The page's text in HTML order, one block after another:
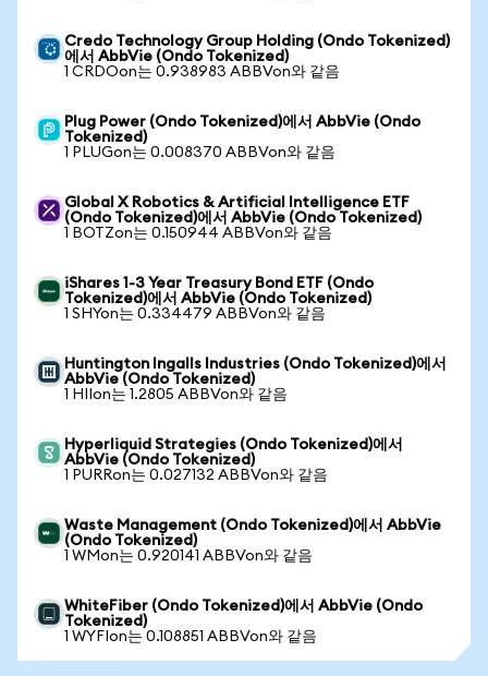
Credo Technology Group Holding (Ondo Tokenized)
에서 AbbVie (Ondo Tokenized)
1 CRDOon는 0.938983 ABBVon와 같음
Plug Power (Ondo Tokenized)에서 AbbVie (Ondo
Tokenized)
1 PLUGon는 0.008370 ABBVon와 같음
Global X Robotics & Artificial Intelligence ETF
(Ondo Tokenized)에서 AbbVie (Ondo Tokenized)
1 BOTZon는 0.150944 ABBVon와 같음
iShares 1-3 Year Treasury Bond ETF (Ondo
Tokenized)에서 AbbVie (Ondo Tokenized)
1 SHYon는 0.334479 ABBVon와 같음
Huntington Ingalls Industries (Ondo Tokenized)에서
AbbVie (Ondo Tokenized)
1 HIIon는 1.2805 ABBVon와 같음
Hyperliquid Strategies (Ondo Tokenized)에서
AbbVie (Ondo Tokenized)
1 PURRon는 0.027132 ABBVon와 같음
Waste Management (Ondo Tokenized)에서 AbbVie
(Ondo Tokenized)
1 WMon는 0.920141 ABBVon와 같음
WhiteFiber (Ondo Tokenized)에서 AbbVie (Ondo
Tokenized)
1 WYFIon는 0.108851 ABBVon와 같음